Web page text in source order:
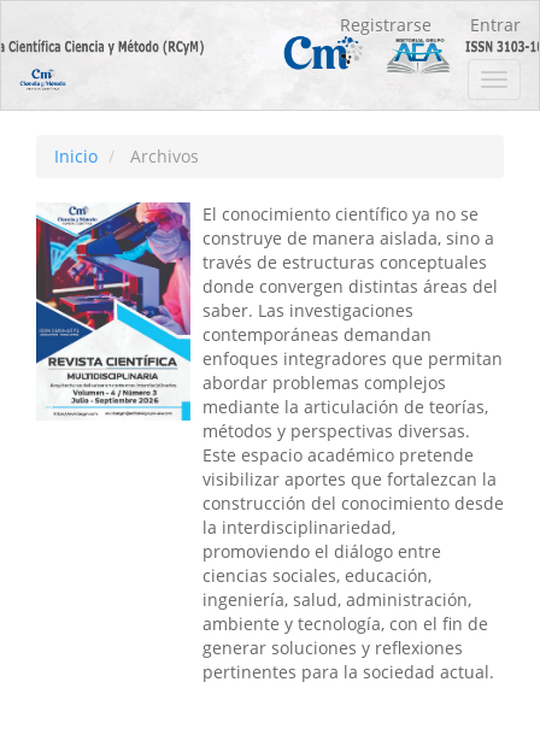
principal
Contenido
principal
Barra
Registrarse Entrar
Inicio Archivos
El conocimiento científico ya no se
construye de manera aislada, sino a
través de estructuras conceptuales
donde convergen distintas áreas del
saber. Las investigaciones
contemporáneas demandan
enfoques integradores que permitan
abordar problemas complejos
mediante la articulación de teorías,
métodos y perspectivas diversas.
Este espacio académico pretende
visibilizar aportes que fortalezcan la
construcción del conocimiento desde
la interdisciplinariedad,
promoviendo el diálogo entre
ciencias sociales, educación,
ingeniería, salud, administración,
ambiente y tecnología, con el fin de
generar soluciones y reflexiones
pertinentes para la sociedad actual.